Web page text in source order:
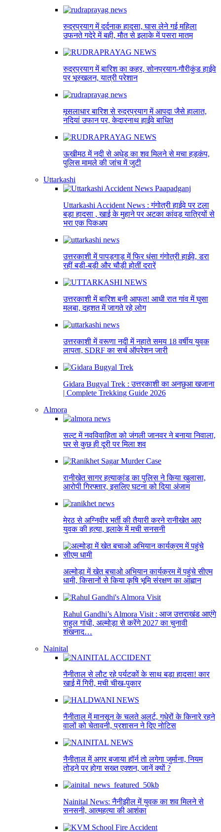
रुद्रप्रयाग में दर्दनाक हादसा, घास लेने गई महिला
उफनते गदेरे में बही, मौत से इलाके में पसरा मातम
रुद्रप्रयाग में बारिश का कहर, सोनप्रयाग-गौरीकुंड हाईवे
पर भूस्खलन, यात्री परेशान
मूसलाधार बारिश से रुद्रप्रयाग में आपदा जैसे हालात,
नदियां उफान पर, केदारनाथ हाईवे बाधित
ऊखीमठ में नदी से अधेड़ का शव मिलने से मचा हड़कंप,
पुलिस मामले की जांच में जुटी
Uttarkashi
Uttarkashi Accident News : गंगोत्री हाईवे पर टला
बड़ा हादसा , खाई के मुहाने पर अटका कांवड़ यात्रियों से
भरा एक पिकअप
उत्तरकाशी में पापड़गाड़ में फिर धंसा गंगोत्री हाईवे, डरा
रहीं बड़ी-बड़ी और चौड़ी होतीं दरारें
उत्तरकाशी में बारिश बनी आफत! आधी रात गांव में घुसा
मलबा, दहशत में जागते रहे लोग
उत्तरकाशी में वरूणा नदी में नहाते समय 18 वर्षीय युवक
लापता, SDRF का सर्च ऑपरेशन जारी
Gidara Bugyal Trek : उत्तरकाशी का अनछुआ खजाना
| Complete Trekking Guide 2026
Almora
सल्ट में नवविवाहिता को जंगली जानवर ने बनाया निवाला,
घर से कुछ ही दूरी पर मिला शव
रानीखेत सागर हत्याकांड का पुलिस ने किया खुलासा,
आरोपी गिरफ्तार, इसलिए घटना को दिया अंजाम
मेरठ से अग्निवीर भर्ती की तैयारी करने रानीखेत आए
युवक की हत्या, इलाके में मची सनसनी
अल्मोड़ा में खेत बचाओ अभियान कार्यक्रम में पहुंचे सीएम
धामी, किसानों से किया कृषि भूमि संरक्षण का आह्वान
Rahul Gandhi’s Almora Visit : आज उत्तराखंड आएंगे
राहुल गांधी, अल्मोड़ा से करेंगे 2027 का चुनावी
शंखनाद…
Nainital
नैनीताल से लौट रहे पर्यटकों के साथ बड़ा हादसा! कार
खाई में गिरी, मची चीख-पुकार
नैनीताल में मानसून के चलते अलर्ट, गधेरों के किनारे रहने
वालों को चेतावनी, प्रशासन ने दिए नोटिस
नैनीताल में अगर बजाया हॉर्न तो लगेगा जुर्माना, नियम
तोड़ने पर होगा सख्त एक्शन, जानें क्यों ?
Nainital News: नैनीझील में युवक का शव मिलने से
सनसनी, आत्महत्या की आशंका